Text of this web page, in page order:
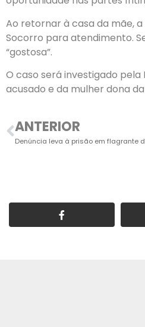
Ao retornar à casa da mãe,
Socorro para atendimento.
“gostosa”.
O caso será investigado pela
acusado e da mulher dona
ANTERIOR